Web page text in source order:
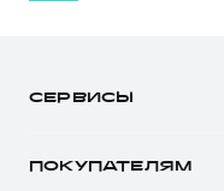
СЕРВИСЫ
ПОКУПАТЕЛЯМ